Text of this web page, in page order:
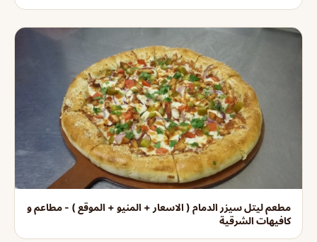
مطعم ليتل سيزر الدمام ( الاسعار + المنيو + الموقع ) - مطاعم و
كافيهات الشرقية